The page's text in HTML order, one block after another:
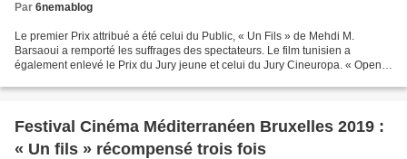
Par 6nemablog
Le premier Prix attribué a été celui du Public, « Un Fils » de Mehdi M.
Barsaoui a remporté les suffrages des spectateurs. Le film tunisien a
également enlevé le Prix du Jury jeune et celui du Jury Cineuropa. « Open
Festival Cinéma Méditerranéen Bruxelles 2019 :
« Un fils » récompensé trois fois